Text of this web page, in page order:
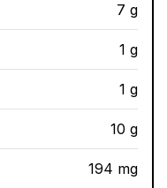
7 g
1 g
1 g
10 g
194 mg